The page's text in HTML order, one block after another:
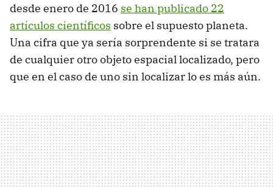
desde enero de 2016 se han publicado 22
artículos científicos sobre el supuesto planeta.
Una cifra que ya sería sorprendente si se tratara
de cualquier otro objeto espacial localizado, pero
que en el caso de uno sin localizar lo es más aún.